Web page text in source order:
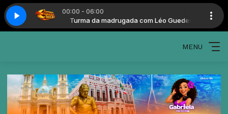
00:00 - 06:00
Léo Guedes Turma da madrugada com Léo Guedes
MENU